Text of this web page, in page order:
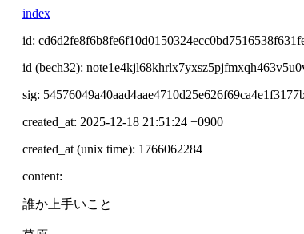
index
id:
id (bech32):
sig:
created_at: 2025-12-18 21:51:24 +0900
created_at (unix time): 1766062284
content:
誰か上手いこと